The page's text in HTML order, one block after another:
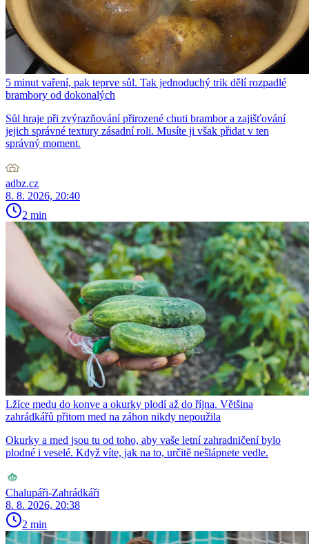
5 minut vaření, pak teprve sůl. Tak jednoduchý trik dělí rozpadlé
brambory od dokonalých
Sůl hraje při zvýrazňování přirozené chuti brambor a zajišťování
jejich správné textury zásadní roli. Musíte ji však přidat v ten
správný moment.
adbz.cz
8. 8. 2026, 20:40
2 min
Lžíce medu do konve a okurky plodí až do října. Většina
zahrádkářů přitom med na záhon nikdy nepoužila
Okurky a med jsou tu od toho, aby vaše letní zahradničení bylo
plodné i veselé. Když víte, jak na to, určitě nešlápnete vedle.
Chalupáři-Zahrádkáři
8. 8. 2026, 20:38
2 min